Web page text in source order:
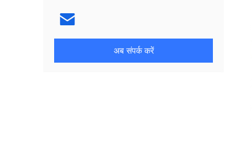
अब संपर्क करें